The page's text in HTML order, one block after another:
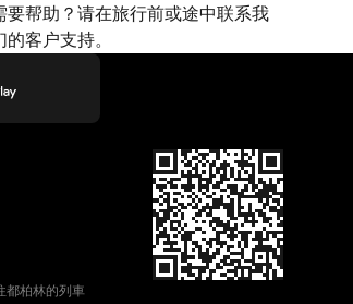
要帮助？请在旅行前或途中联系我
的客户支持。
都柏林的列車